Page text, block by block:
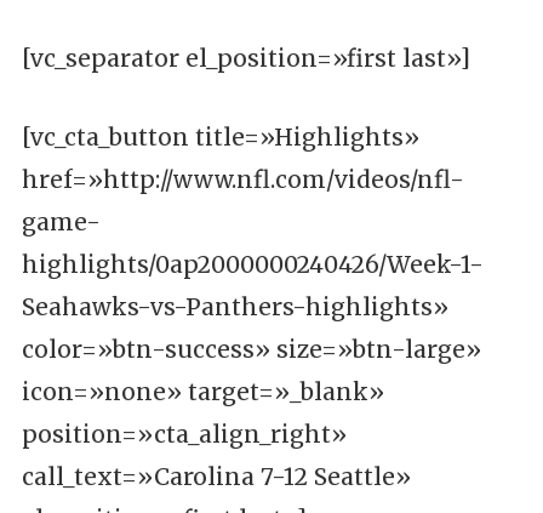
[vc_separator el_position=»first last»]
[vc_cta_button title=»Highlights»
href=»http://www.nfl.com/videos/nfl-
game-
highlights/0ap2000000240426/Week-1-
Seahawks-vs-Panthers-highlights»
color=»btn-success» size=»btn-large»
icon=»none» target=»_blank»
position=»cta_align_right»
call_text=»Carolina 7-12 Seattle»